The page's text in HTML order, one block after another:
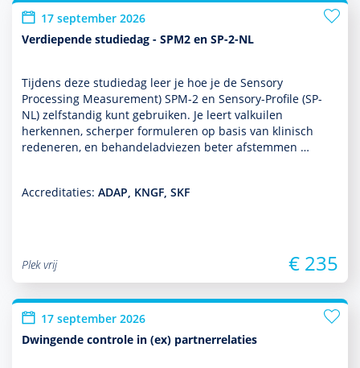
17 september 2026
Verdiepende studiedag - SPM2 en SP-2-NL
Tijdens deze studiedag leer je hoe je de Sensory
Processing Measurement) SPM-2 en Sensory-Profile (SP-
NL) zelf­standig kunt gebruiken. Je leert valkuilen
herkennen, scherper formuleren op basis van klinisch
redeneren, en behan­deladviezen beter afstemmen …
Accreditaties: ADAP, KNGF, SKF
Plek vrij € 235
17 september 2026
Dwingende controle in (ex) partnerrelaties